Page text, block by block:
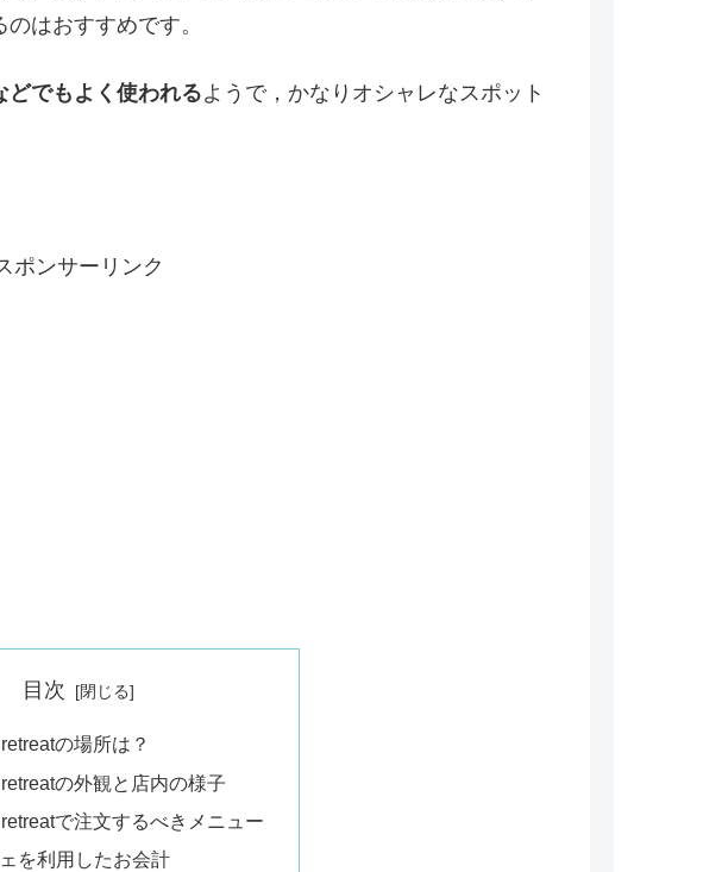
はおすすめです。
どでもよく使われるようで，かなりオシャレなスポット
ポンサーリンク
目次
の場所は？
の外観と店内の様子
で注文するべきメニュー
を利用したお会計